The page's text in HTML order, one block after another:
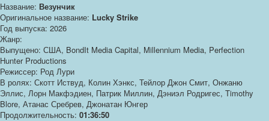
Название: Везунчик
Оригинальное название: Lucky Strike
Год выпуска: 2026
Жанр:
Выпущено: США, BondIt Media Capital, Millennium Media, Perfection
Hunter Productions
Режиссер: Род Лури
В ролях: Скотт Иствуд, Колин Хэнкс, Тейлор Джон Смит, Онжаню
Эллис, Лорн Макфэдиен, Патрик Миллин, Дэниэл Родригес, Timothy
Blore, Атанас Сребрев, Джонатан Юнгер
Продолжительность: 01:36:50